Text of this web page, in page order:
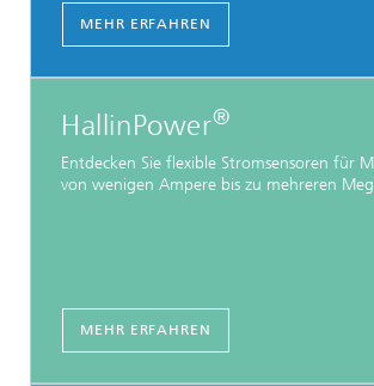
MEHR ERFAHREN
HallinPower®
Entdecken Sie flexible Stromsensoren für
von wenigen Ampere bis zu mehreren
MEHR ERFAHREN